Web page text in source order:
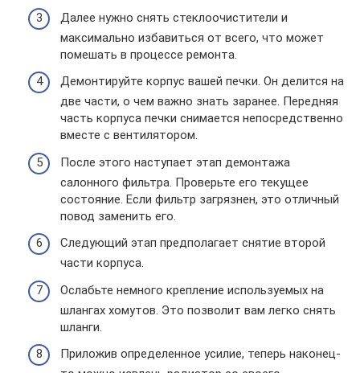
Далее нужно снять стеклоочистители и
максимально избавиться от всего, что может
помешать в процессе ремонта.
Демонтируйте корпус вашей печки. Он делится на
две части, о чем важно знать заранее. Передняя
часть корпуса печки снимается непосредственно
вместе с вентилятором.
После этого наступает этап демонтажа
салонного фильтра. Проверьте его текущее
состояние. Если фильтр загрязнен, это отличный
повод заменить его.
Следующий этап предполагает снятие второй
части корпуса.
Ослабьте немного крепление используемых на
шлангах хомутов. Это позволит вам легко снять
шланги.
Приложив определенное усилие, теперь наконец-